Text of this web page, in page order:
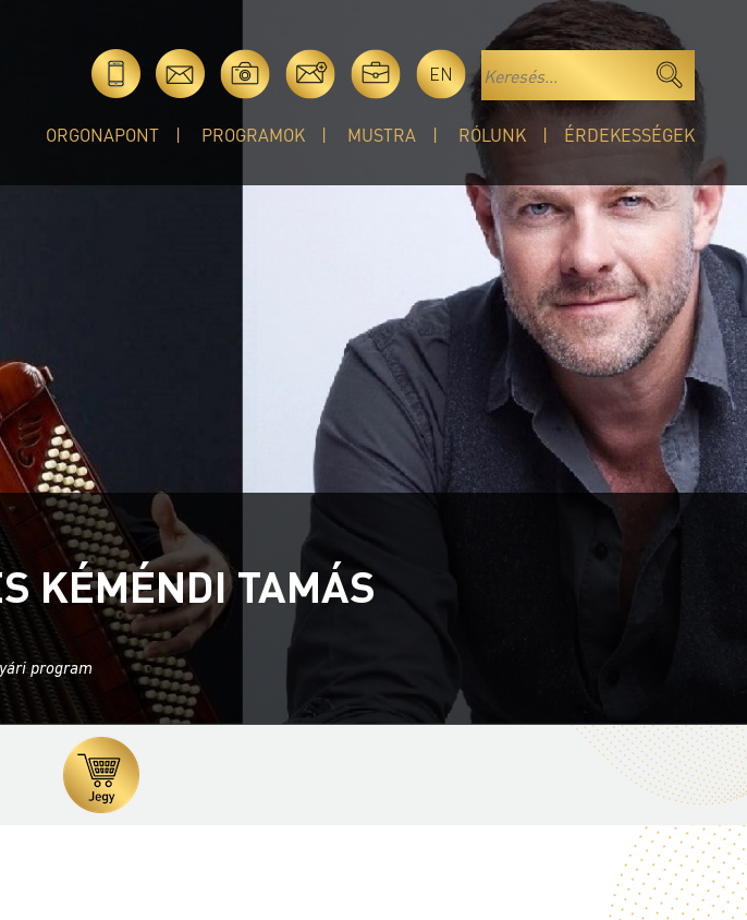
EN
ORGONAPONT PROGRAMOK MUSTRA RÓLUNK ÉRDEKESSÉGEK
KÉMÉNDI TAMÁS
program